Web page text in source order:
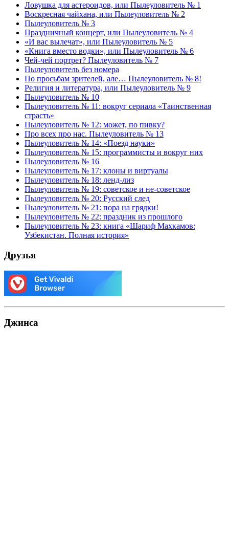
Ловушка для астероидов, или Пылеуловитель № 1
Воскресная чайхана, или Пылеуловитель № 2
Пылеуловитель № 3
Праздничный концерт, или Пылеуловитель № 4
«И вас вылечат», или Пылеуловитель № 5
«Книга вместо водки», или Пылеуловитель № 6
Чей-чей портрет? Пылеуловитель № 7
Пылеуловитель без номера
По просьбам зрителей, але… Пылеуловитель № 8!
Религия и литература, или Пылеуловитель № 9
Пылеуловитель № 10
Пылеуловитель № 11: вокруг сериала «Таинственная
страсть»
Пылеуловитель № 12: может, по пивку?
Про всех про нас. Пылеуловитель № 13
Пылеуловитель № 14: «Поезд науки»
Пылеуловитель № 15: программисты и вокруг них
Пылеуловитель № 16
Пылеуловитель № 17: клоны и виртуалы
Пылеуловитель № 18: ленд-лиз
Пылеуловитель № 19: советское и не-советское
Пылеуловитель № 20: Русский след
Пылеуловитель № 21: пора на грядки!
Пылеуловитель № 22: праздник из прошлого
Пылеуловитель № 23: книга «Шариф Махкамов:
Узбекистан. Полная история»
Друзья
Джинса